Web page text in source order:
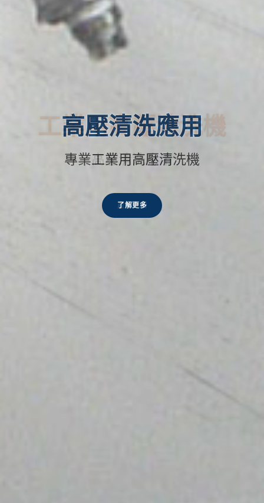
工業用高壓清洗機
高壓清洗應用
產品介紹